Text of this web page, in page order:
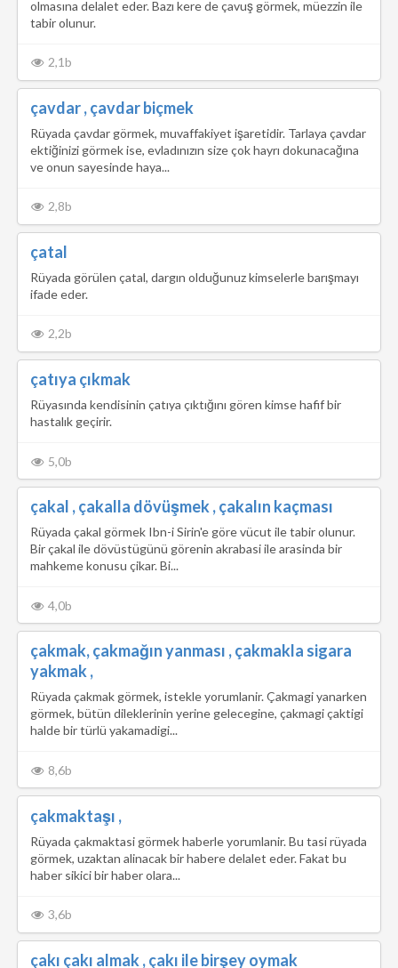
olmasına delalet eder. Bazı kere de çavuş görmek, müezzin ile
tabir olunur.
2,1b
çavdar , çavdar biçmek
Rüyada çavdar görmek, muvaffakiyet işaretidir. Tarlaya çavdar
ektiğinizi görmek ise, evladınızın size çok hayrı dokunacağına
ve onun sayesinde haya...
2,8b
çatal
Rüyada görülen çatal, dargın olduğunuz kimselerle barışmayı
ifade eder.
2,2b
çatıya çıkmak
Rüyasında kendisinin çatıya çıktığını gören kimse hafif bir
hastalık geçirir.
5,0b
çakal , çakalla dövüşmek , çakalın kaçması
Rüyada çakal görmek Ibn-i Sirin'e göre vücut ile tabir olunur.
Bir çakal ile dövüstügünü görenin akrabasi ile arasinda bir
mahkeme konusu çikar. Bi...
4,0b
çakmak, çakmağın yanması , çakmakla sigara
yakmak ,
Rüyada çakmak görmek, istekle yorumlanir. Çakmagi yanarken
görmek, bütün dileklerinin yerine gelecegine, çakmagi çaktigi
halde bir türlü yakamadigi...
8,6b
çakmaktaşı ,
Rüyada çakmaktasi görmek haberle yorumlanir. Bu tasi rüyada
görmek, uzaktan alinacak bir habere delalet eder. Fakat bu
haber sikici bir haber olara...
3,6b
çakı çakı almak , çakı ile birşey oymak